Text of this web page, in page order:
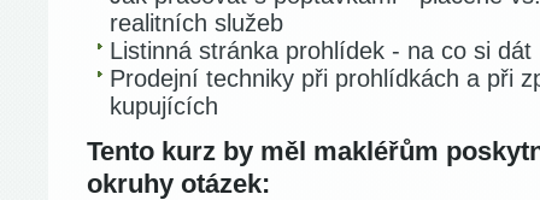
realitních služeb
Listinná stránka prohlídek - na co si
Prodejní techniky při prohlídkách a při
kupujících
Tento kurz by měl makléřům
okruhy otázek: